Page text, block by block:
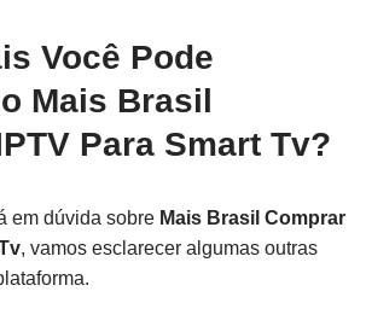
Você Pode
Mais Brasil
Para Smart Tv?
em dúvida sobre Mais Brasil Comprar
, vamos esclarecer algumas outras